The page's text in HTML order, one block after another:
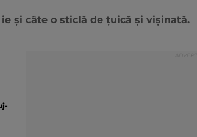
și câte o sticlă de țuică și vișinată.